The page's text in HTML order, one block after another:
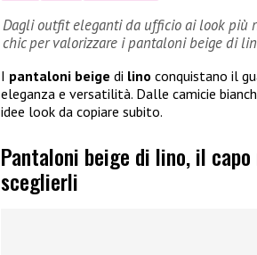
Dagli outfit eleganti da ufficio ai look
chic per valorizzare i pantaloni beige di
I pantaloni beige di lino conquistano il
eleganza e versatilità. Dalle camicie
idee look da copiare subito.
Pantaloni beige di lino, il
sceglierli